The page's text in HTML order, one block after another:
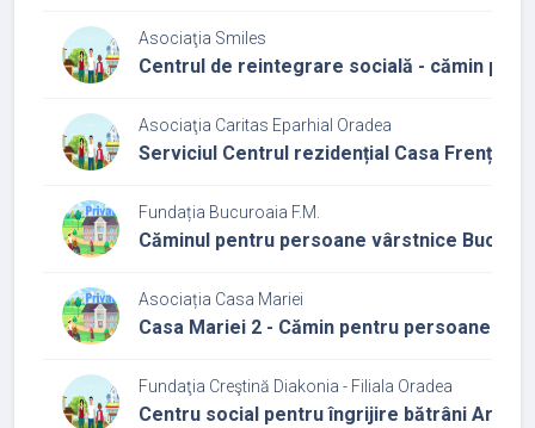
Asociaţia Smiles
Centrul de reintegrare socială - cămin
Asociaţia Caritas Eparhial Oradea
Serviciul Centrul rezidențial Casa Frențiu
Fundația Bucuroaia F.M.
Căminul pentru persoane vârstnice
Asociația Casa Mariei
Casa Mariei 2 - Cămin pentru persoane
Fundaţia Creştină Diakonia - Filiala Oradea
Centru social pentru îngrijire bătrâni